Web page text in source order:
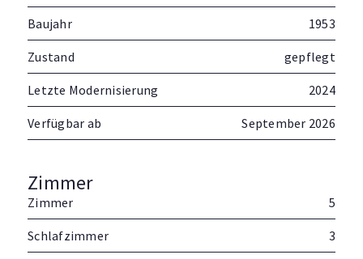
Baujahr 1953
Zustand gepflegt
Letzte Modernisierung 2024
Verfügbar ab September 2026
Zimmer
Zimmer 5
Schlafzimmer 3